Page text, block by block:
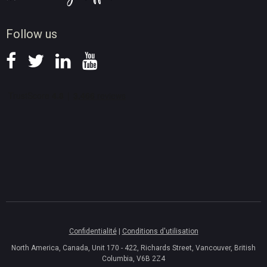
Follow us
Confidentialité|
Conditions d'utilisation
North America, Canada, Unit 170 - 422, Richards Street, Vancouver, British
Columbia, V6B 2Z4